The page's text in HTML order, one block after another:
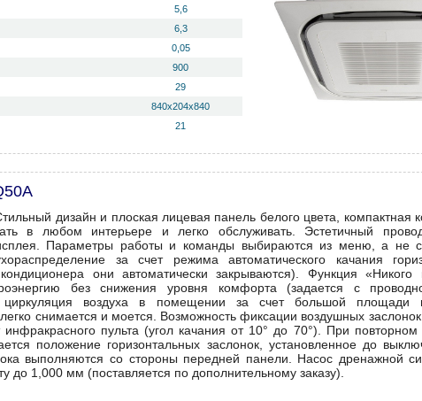
5,6
6,3
0,05
900
29
840х204х840
21
дизайн и плоская лицевая панель белого цвета, компактная
в любом интерьере и легко обслуживать. Эстетичный
Параметры работы и команды выбираются из меню, а не
за счет режима автоматического качания
они автоматически закрываются). Функция
без снижения уровня комфорта (задается с
циркуляция воздуха в помещении за счет большой площади
снимается и моется. Возможность фиксации воздушных
пульта (угол качания от 10° до 70°). При повторном
положение горизонтальных заслонок, установленное до
выполняются со стороны передней панели. Насос дренажной
до 1,000 мм (поставляется по дополнительному заказу).